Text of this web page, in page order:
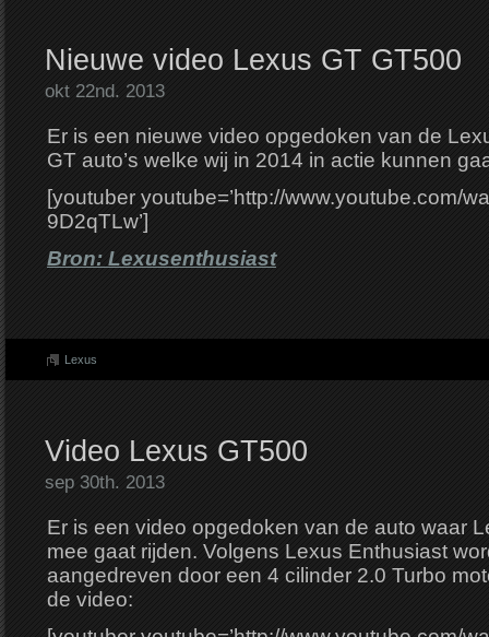
Nieuwe video Lexus GT GT500
okt 22nd. 2013
Er is een nieuwe video opgedoken van de
GT auto’s welke wij in 2014 in actie kunnen
[youtuber youtube=’http://www.youtube.com/
9D2qTLw’]
Bron: Lexusenthusiast
Lexus
Video Lexus GT500
sep 30th. 2013
Er is een video opgedoken van de auto waar
mee gaat rijden. Volgens Lexus Enthusiast
aangedreven door een 4 cilinder 2.0 Turbo
de video: